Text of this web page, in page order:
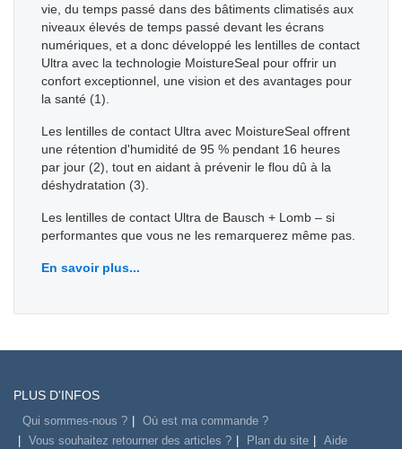
vie, du temps passé dans des bâtiments climatisés aux
niveaux élevés de temps passé devant les écrans
numériques, et a donc développé les lentilles de contact
Ultra avec la technologie MoistureSeal pour offrir un
confort exceptionnel, une vision et des avantages pour
la santé (1).
Les lentilles de contact Ultra avec MoistureSeal offrent
une rétention d'humidité de 95 % pendant 16 heures
par jour (2), tout en aidant à prévenir le flou dû à la
déshydratation (3).
Les lentilles de contact Ultra de Bausch + Lomb – si
performantes que vous ne les remarquerez même pas.
En savoir plus...
PLUS D'INFOS
Qui sommes-nous ?
Où est ma commande ?
Vous souhaitez retourner des articles ?
Plan du site
Aide